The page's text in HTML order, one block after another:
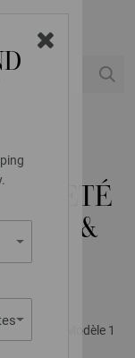
&
(FR) | Modèle 1